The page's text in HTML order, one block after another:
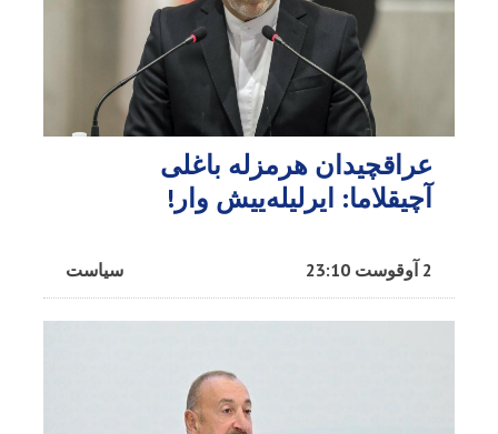
عراقچیدان هرمزله باغلی
آچیقلاما: ایرلیله‌ییش وار!
سیاست 2 آوقوست 23:10